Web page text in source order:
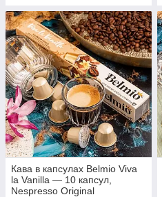
Кава в капсулах Belmio Viva
la Vanilla — 10 капсул,
Nespresso Original